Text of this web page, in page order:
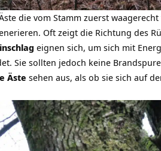
die vom Stamm zuerst
Oft zeigt die Richtung des
eignen sich, um sich mit
Sie sollten jedoch keine
Äste sehen aus, als ob sie sich auf